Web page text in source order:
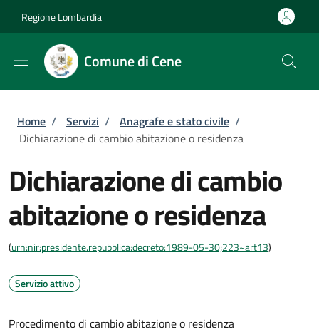
Regione Lombardia
Comune di Cene
Briciole di pane
Home / Servizi / Anagrafe e stato civile /
Dichiarazione di cambio abitazione o residenza
Dichiarazione di cambio
abitazione o residenza
(urn:nir:presidente.repubblica:decreto:1989-05-30;223~art13)
Servizio attivo
Procedimento di cambio abitazione o residenza